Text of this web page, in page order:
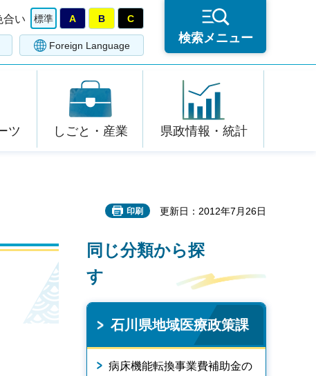
合い 標準 A B C
Foreign Language
検索メニュー
ツ しごと・産業 県政情報・統計
印刷 更新日：2012年7月26日
同じ分類から探
す
石川県地域医療政策課
病床機能転換事業費補助金の